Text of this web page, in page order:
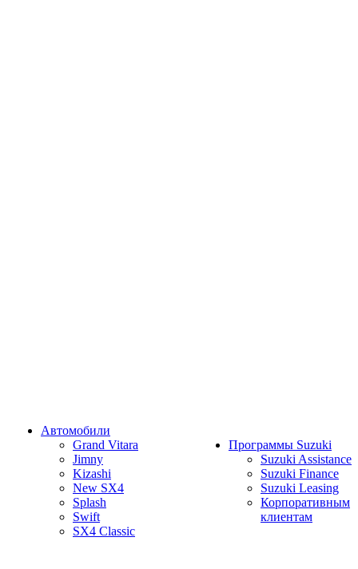
Автомобили
Grand Vitara
Jimny
Kizashi
New SX4
Splash
Swift
SX4 Classic
Программы Suzuki
Suzuki Assistance
Suzuki Finance
Suzuki Leasing
Корпоративным
клиентам